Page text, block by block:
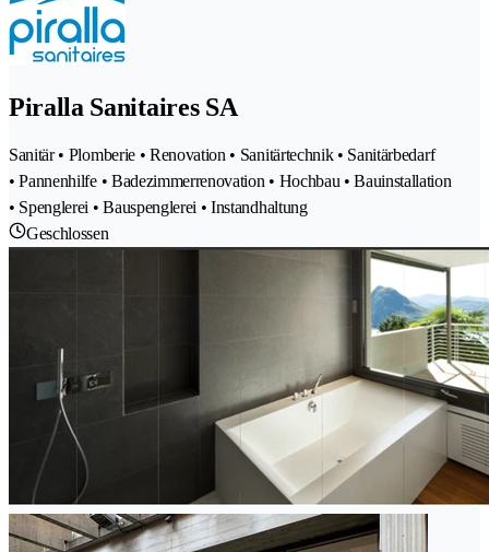
Piralla Sanitaires SA
Sanitär • Plomberie • Renovation • Sanitärtechnik • Sanitärbedarf
• Pannenhilfe • Badezimmerrenovation • Hochbau • Bauinstallation
• Spenglerei • Bauspenglerei • Instandhaltung
Geschlossen